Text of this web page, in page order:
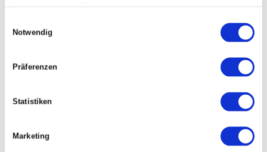
Dienste gesammelt haben.
Notwendig
Präferenzen
Statistiken
Marketing
Handel entscheidend ist
welche kreativen Leistungen dabei helfen, aus
einem Geschäft einen relevanten Ort zu
was kleine Stores können, was Plattformen
Experience versus Alltagstauglichkeit: Wo